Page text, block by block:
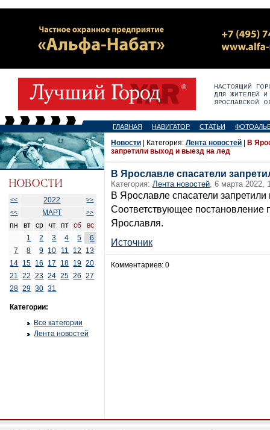
ГЛАВНАЯ НАВИГАТОР СТАТЬИ
<< 2022
>>
<<
МАРТ >>
пн вт ср чт пт сб
вс
1
2 3 4 5
6
7
8 9 10 11 12
13
14 15 16 17 18 19 20
21
22 23 24 25 26
27
28 29 30 31
Категории:
Все категории
Лента новостей
Новости | Категория: Лента новостей
В
запретили выход и выезд на лед
В Ярославле спасатели
Категория: Лента новостей, 6 марта 2022,
В Ярославле спасатели
Соответствующее постановление
Ярославля.
Источник
Комментариев: 0